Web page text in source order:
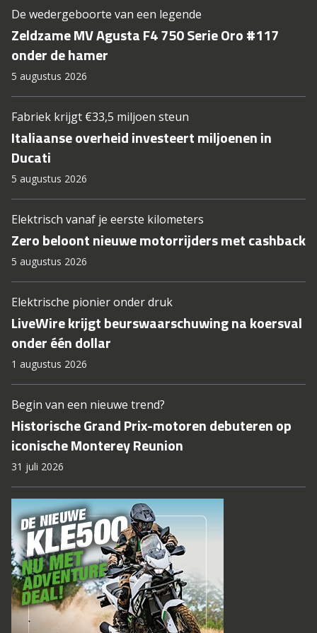
De wedergeboorte van een legende
Zeldzame MV Agusta F4 750 Serie Oro #117
onder de hamer
5 augustus 2026
Fabriek krijgt €33,5 miljoen steun
Italiaanse overheid investeert miljoenen in
Ducati
5 augustus 2026
Elektrisch vanaf je eerste kilometers
Zero beloont nieuwe motorrijders met cashback
5 augustus 2026
Elektrische pionier onder druk
LiveWire krijgt beurswaarschuwing na koersval
onder één dollar
1 augustus 2026
Begin van een nieuwe trend?
Historische Grand Prix-motoren debuteren op
iconische Monterey Reunion
31 juli 2026